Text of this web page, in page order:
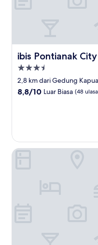
ibis Pontianak
ibis Pontianak City
Properti
bintang
3.5
2,8 km dari Gedung
8.8
ulasan)
8,8/10 Luar Biasa (48
Aston Pontianak Hotel